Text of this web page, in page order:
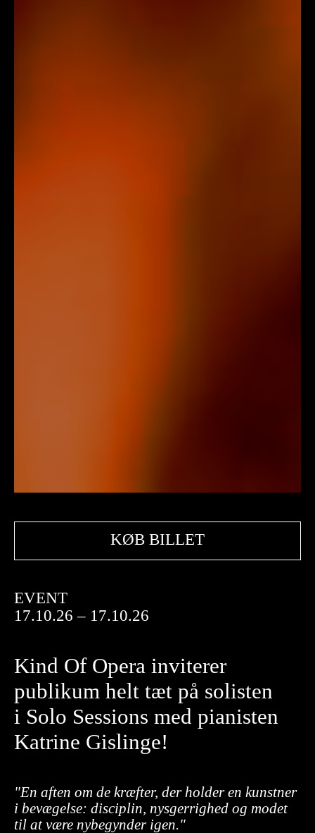
KØB BILLET
EVENT
17.10.26 – 17.10.26
Kind Of Opera inviterer
publikum helt tæt på solisten
i Solo Sessions med pianisten
Katrine Gislinge!
"En aften om de kræfter, der holder en kunstner
i bevægelse: disciplin, nysgerrighed og modet
til at være nybegynder igen."